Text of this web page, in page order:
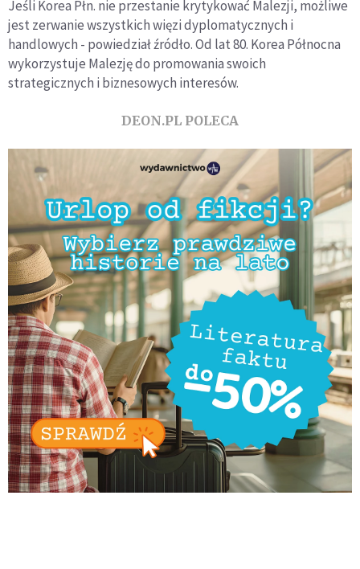
Jeśli Korea Płn. nie przestanie krytykować Malezji, możliwe
jest zerwanie wszystkich więzi dyplomatycznych i
handlowych - powiedział źródło. Od lat 80. Korea Północna
wykorzystuje Malezję do promowania swoich
strategicznych i biznesowych interesów.
DEON.PL POLECA